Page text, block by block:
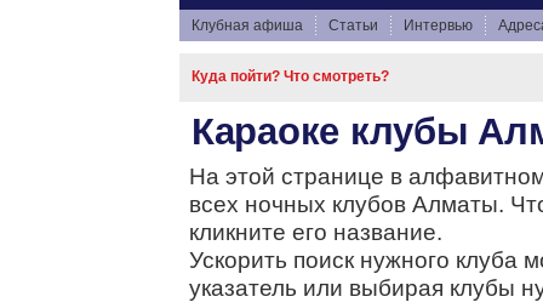
Клубная афиша Статьи Интервью
Куда пойти? Что смотреть?
Караоке клубы
На этой странице в
всех ночных клубов Алматы.
кликните его название.
Ускорить поиск нужного клуба
указатель или выбирая клубы